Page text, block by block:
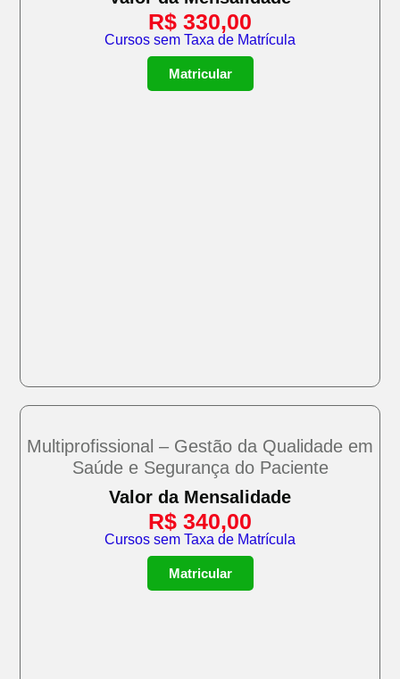
R$ 330,00
Cursos sem Taxa de Matrícula
Matricular
Multiprofissional – Gestão da Qualidade em
Saúde e Segurança do Paciente
Valor da Mensalidade
R$ 340,00
Cursos sem Taxa de Matrícula
Matricular